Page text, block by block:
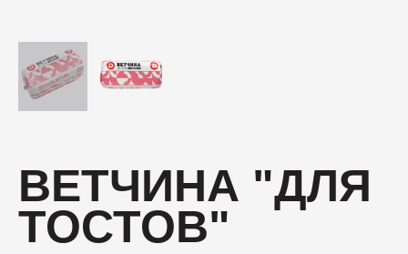
230
110
Нарезка Индейка варёно-копчёная
ВЕТЧИНА "ДЛЯ
ТОСТОВ"